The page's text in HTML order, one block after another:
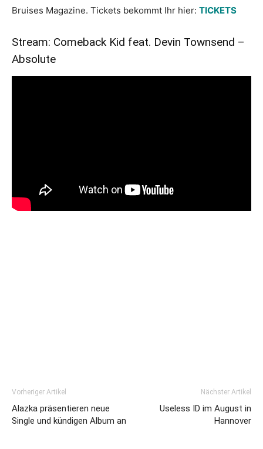
Bruises Magazine. Tickets bekommt Ihr hier: TICKETS
Stream: Comeback Kid feat. Devin Townsend –
Absolute
Vorheriger Artikel
Alazka präsentieren neue
Single und kündigen Album an
Nächster Artikel
Useless ID im August in
Hannover